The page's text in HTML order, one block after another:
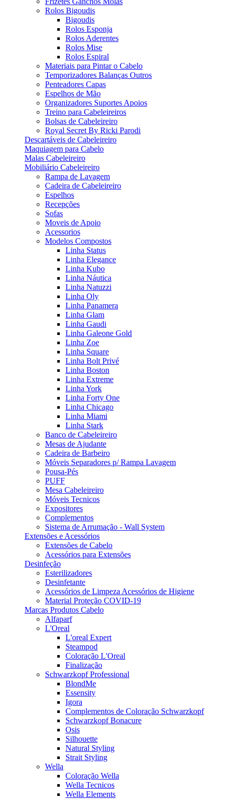
Rolos Bigoudis
Bigoudis
Rolos Esponja
Rolos Aderentes
Rolos Mise
Rolos Espiral
Materiais para Pintar o Cabelo
Temporizadores Balanças Outros
Penteadores Capas
Espelhos de Mão
Organizadores Suportes Apoios
Treino para Cabeleireiros
Bolsas de Cabeleireiro
Royal Secret By Ricki Parodi
Descartáveis de Cabeleireiro
Maquiagem para Cabelo
Malas Cabeleireiro
Mobiliário Cabeleireiro
Rampa de Lavagem
Cadeira de Cabeleireiro
Espelhos
Recepções
Sofas
Moveis de Apoio
Acessorios
Modelos Compostos
Linha Status
Linha Elegance
Linha Kubo
Linha Náutica
Linha Natuzzi
Linha Oly
Linha Panamera
Linha Glam
Linha Gaudi
Linha Galeone Gold
Linha Zoe
Linha Square
Linha Bolt Privé
Linha Boston
Linha Extreme
Linha York
Linha Forty One
Linha Chicago
Linha Miami
Linha Stark
Banco de Cabeleireiro
Mesas de Ajudante
Cadeira de Barbeiro
Móveis Separadores p/ Rampa Lavagem
Pousa-Pés
PUFF
Mesa Cabeleireiro
Móveis Tecnicos
Expositores
Complementos
Sistema de Arrumação - Wall System
Extensões e Acessórios
Extensões de Cabelo
Acessórios para Extensões
Desinfeção
Esterilizadores
Desinfetante
Acessórios de Limpeza Acessórios de Higiene
Material Proteção COVID-19
Marcas Produtos Cabelo
Alfaparf
L'Oreal
L'oreal Expert
Steampod
Coloração L'Oreal
Finalização
Schwarzkopf Professional
BlondMe
Essensity
Igora
Complementos de Coloração Schwarzkopf
Schwarzkopf Bonacure
Osis
Silhouette
Natural Styling
Strait Styling
Wella
Coloração Wella
Wella Tecnicos
Wella Elements